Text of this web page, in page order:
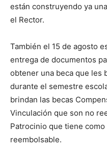
están construyendo ya
el Rector.
También el 15 de agosto
entrega de documentos
obtener una beca que les
durante el semestre
brindan las becas
Vinculación que son no
Patrocinio que tiene
reembolsable.